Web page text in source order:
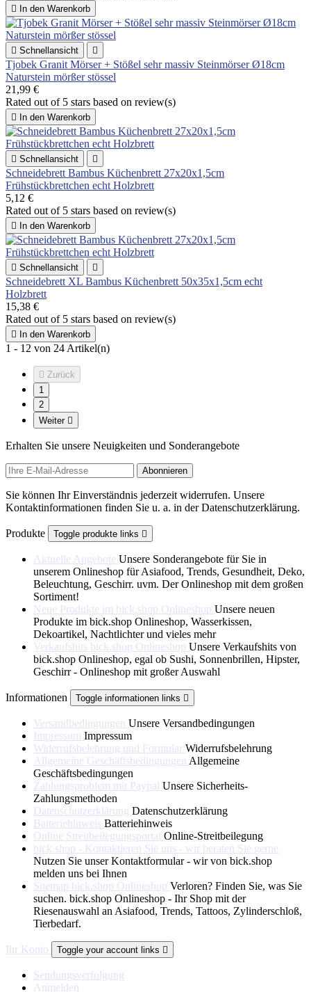
 In den Warenkorb
 Schnellansicht 
Tjobek Granit Mörser + Stößel sehr massiv Steinmörser Ø18cm
Naturstein mörßer stössel
21,99 €
Rated out of 5 stars based on review(s)
 In den Warenkorb
 Schnellansicht 
Schneidebrett Bambus Küchenbrett 27x20x1,5cm
Frühstückbrettchen echt Holzbrett
5,12 €
Rated out of 5 stars based on review(s)
 In den Warenkorb
 Schnellansicht 
Schneidebrett XL Bambus Küchenbrett 50x35x1,5cm echt
Holzbrett
15,38 €
Rated out of 5 stars based on review(s)
 In den Warenkorb
1 - 12 von 24 Artikel(n)
 Zurück
1
2
Weiter 
Erhalten Sie unsere Neuigkeiten und Sonderangebote
Sie können Ihr Einverständnis jederzeit widerrufen. Unsere
Kontaktinformationen finden Sie u. a. in der Datenschutzerklärung.
Produkte Toggle produkte links 
Aktuelle Angebote Unsere Sonderangebote für Sie in
unserem Onlineshop für Asiafood, Trends, Gesundheit, Deko,
Beleuchtung, Geschirr. uvm. Der Onlineshop mit dem großen
Sortiment!
Neue Produkte im bick.shop Onlineshop Unsere neuen
Produkte im bick.shop Onlineshop, Wasserkissen,
Dekoartikel, Nachtlichter und vieles mehr
Verkaufshits bick.shop Onlineshop Unsere Verkaufshits von
bick.shop Onlineshop, egal ob Sushi, Sonnenbrillen, Hipster,
Geschirr - Onlineshop mit großer Auswahl
Informationen Toggle informationen links 
Versandbedingungen Unsere Versandbedingungen
Impressum Impressum
Widerrufsbelehrung und Formular Widerrufsbelehrung
Allgemeine Geschäftsbedingungen Allgemeine
Geschäftsbedingungen
Zahlungsproblem mit Paypal Unsere Sicherheits-
Zahlungsmethoden
Datenschutzerklärung Datenschutzerklärung
Batteriehinweis Batteriehinweis
Online Streitbeilegungsportal Online-Streitbeilegung
bick.shop - Kontaktieren Sie uns - wir beraten Sie gerne
Nutzen Sie unser Kontaktformular - wir von bick.shop
melden uns bei Ihnen
Sitemap bick.shop Onlineshop Verloren? Finden Sie, was Sie
suchen. bick.shop Onlineshop - Ihr Shop mit der
Riesenauswahl an Asiafood, Trends, Tattoos, Zylinderschloß,
Tierbedarf.
Ihr Konto Toggle your account links 
Sendungsverfolgung
Anmelden